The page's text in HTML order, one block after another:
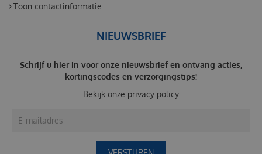
Toon contactinformatie
NIEUWSBRIEF
Schrijf u hier in voor onze nieuwsbrief en ontvang acties,
kortingscodes en verzorgingstips!
Bekijk onze privacy policy